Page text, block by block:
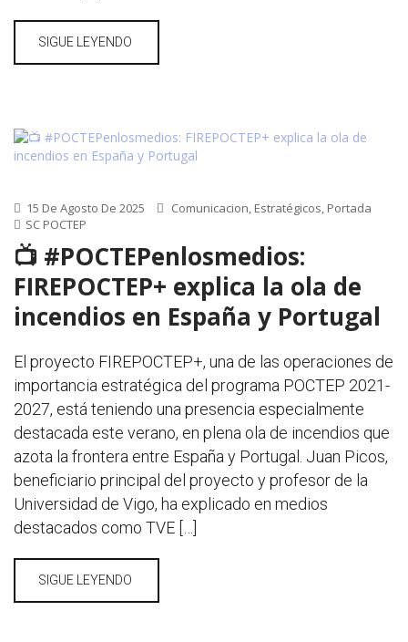
SIGUE LEYENDO
15 De Agosto De 2025 Comunicacion, Estratégicos, Portada
SC POCTEP
📺 #POCTEPenlosmedios:
FIREPOCTEP+ explica la ola de
incendios en España y Portugal
El proyecto FIREPOCTEP+, una de las operaciones de
importancia estratégica del programa POCTEP 2021-
2027, está teniendo una presencia especialmente
destacada este verano, en plena ola de incendios que
azota la frontera entre España y Portugal. Juan Picos,
beneficiario principal del proyecto y profesor de la
Universidad de Vigo, ha explicado en medios
destacados como TVE […]
SIGUE LEYENDO